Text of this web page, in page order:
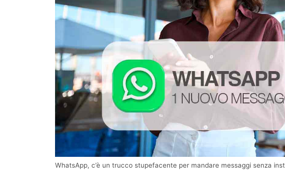
WhatsApp, c’è un trucco stupefacente per mandare messaggi senza